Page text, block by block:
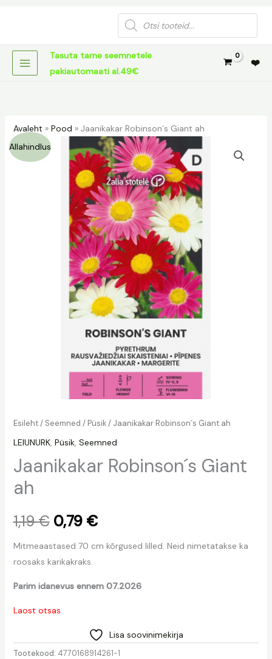
Products
search
Tasuta tarne seemnetele
pakiautomaati al.49€
❤️
Avaleht » Pood » Jaanikakar Robinson´s Giant ah
Allahindlus
Esileht/ Seemned / Püsik/ Jaanikakar Robinson´s Giant ah
LEIUNURK, Püsik, Seemned
Jaanikakar Robinson´s Giant
ah
1,19€
Algne
hind
oli:
1,19 €.
0,79 €
Praegune
hind
on:
0,79 €.
Mitmeaastased 70 cm kõrgused lilled. Neid nimetatakse ka
roosaks karikakraks.
Parim idanevus ennem 07.2026
Laost otsas
Lisa soovinimekirja
Tootekood: 4770168914261-1